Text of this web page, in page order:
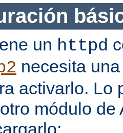
un httpd
necesita
activarlo. Lo
módulo de